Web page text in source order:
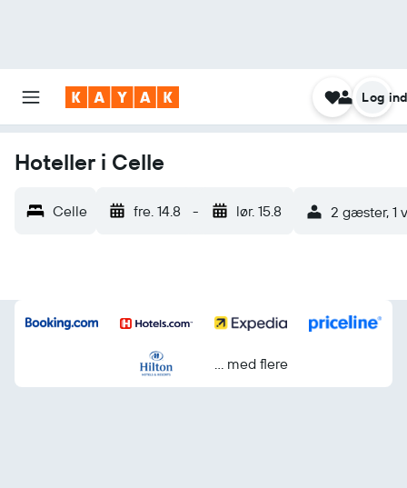
Log
Hoteller i Celle
Celle fre. 14.8 - lør. 15.8 2 gæster, 1
... med flere